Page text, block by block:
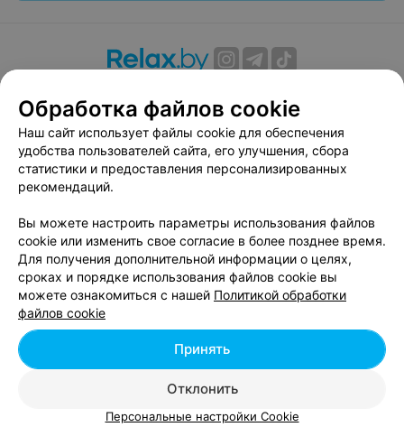
Вакансии
Публичный договор
Способы оплаты
Публичный договор по использованию сервиса
«Афиша»
Пользовательское соглашение
Связаться по вопросам сотрудничества
Написать руководителю relax.by
Персональные настройки cookie
Обработка персональных данных
| 220012, Республика Беларусь, г. Минск,
улица Толбухина, 2, пом. 16 | info@relax.by
Обработка файлов cookie
Наш сайт использует файлы cookie для обеспечения
удобства пользователей сайта, его улучшения, сбора
статистики и предоставления персонализированных
рекомендаций.
Вы можете настроить параметры использования файлов
cookie или изменить свое согласие в более позднее время.
Для получения дополнительной информации о целях,
сроках и порядке использования файлов cookie вы
можете ознакомиться с нашей Политикой обработки
файлов cookie
Отклонить
Принять
Персональные настройки Cookie